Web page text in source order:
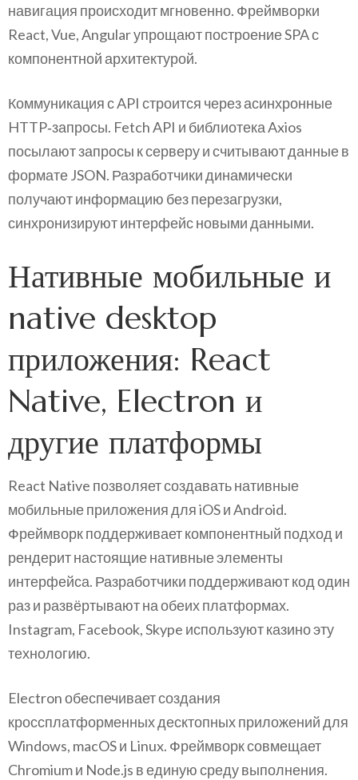
навигация происходит мгновенно. Фреймворки
React, Vue, Angular упрощают построение SPA с
компонентной архитектурой.
Коммуникация с API строится через асинхронные
HTTP‑запросы. Fetch API и библиотека Axios
посылают запросы к серверу и считывают данные в
формате JSON. Разработчики динамически
получают информацию без перезагрузки,
синхронизируют интерфейс новыми данными.
Нативные мобильные и
native desktop
приложения: React
Native, Electron и
другие платформы
React Native позволяет создавать нативные
мобильные приложения для iOS и Android.
Фреймворк поддерживает компонентный подход и
рендерит настоящие нативные элементы
интерфейса. Разработчики поддерживают код один
раз и развёртывают на обеих платформах.
Instagram, Facebook, Skype используют казино эту
технологию.
Electron обеспечивает создания
кроссплатформенных десктопных приложений для
Windows, macOS и Linux. Фреймворк совмещает
Chromium и Node.js в единую среду выполнения.